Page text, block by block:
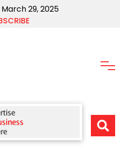
29, 2025